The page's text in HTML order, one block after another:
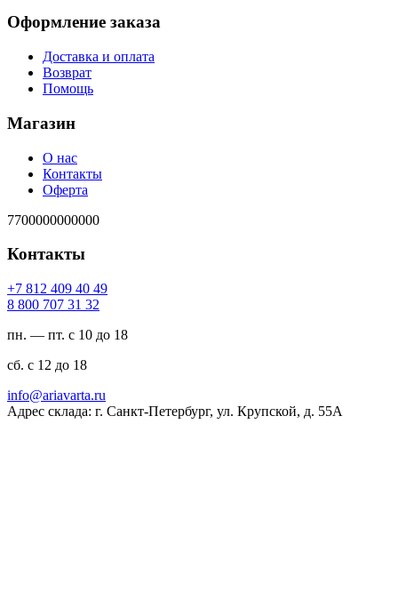
Оформление заказа
Доставка и оплата
Возврат
Помощь
Магазин
О нас
Контакты
Оферта
7700000000000
Контакты
94 04 904 218 7+
23 13 707 008 8
пн. — пт. с 10 до 18
сб. с 12 до 18
ur.atravaira@ofni
Адрес склада: г. Санкт-Петербург, ул. Крупской, д. 55А